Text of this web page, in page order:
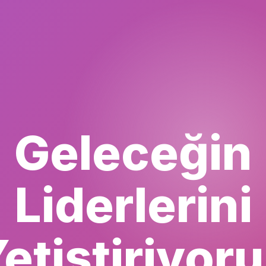
Geleceğin
Liderlerini